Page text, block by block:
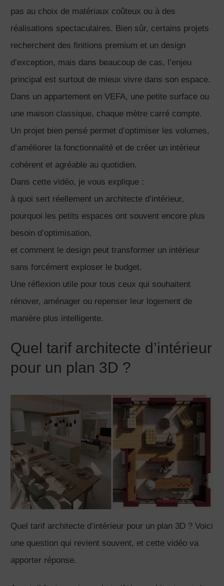
pas au choix de matériaux coûteux ou à des
réalisations spectaculaires. Bien sûr, certains projets
recherchent des finitions premium et un design
d’exception, mais dans beaucoup de cas, l’enjeu
principal est surtout de mieux vivre dans son espace.
Dans un appartement en VEFA, une petite surface ou
une maison classique, chaque mètre carré compte.
Un projet bien pensé permet d’optimiser les volumes,
d’améliorer la fonctionnalité et de créer un intérieur
cohérent et agréable au quotidien.
Dans cette vidéo, je vous explique :
à quoi sert réellement un architecte d’intérieur,
pourquoi les petits espaces ont souvent encore plus
besoin d’optimisation,
et comment le design peut transformer un intérieur
sans forcément exploser le budget.
Une réflexion utile pour tous ceux qui souhaitent
rénover, aménager ou repenser leur logement de
manière plus intelligente.
Quel tarif architecte d’intérieur
pour un plan 3D ?
Quel tarif architecte d’intérieur pour un plan 3D ? Voici
une question qui revient souvent, et cette vidéo va
apporter réponse.